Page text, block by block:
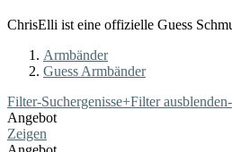
ChrisElli ist eine offizielle Guess
Armbänder
Guess Armbänder
Filter-Suchergenisse+Filter ausblenden-
Angebot
Zeigen